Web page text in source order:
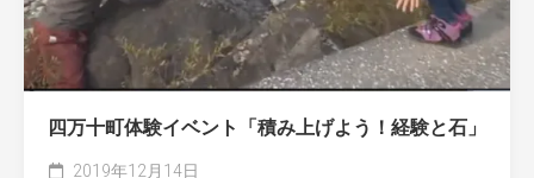
四万十町体験イベント「積み上げよう！経験と石」
2019年12月14日